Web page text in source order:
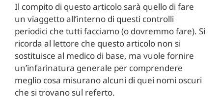
Il compito di questo articolo sarà quello di fare
un viaggetto all’interno di questi controlli
periodici che tutti facciamo (o dovremmo fare). Si
ricorda al lettore che questo articolo non si
sostituisce al medico di base, ma vuole fornire
un’infarinatura generale per comprendere
meglio cosa misurano alcuni di quei nomi oscuri
che si trovano sul referto.